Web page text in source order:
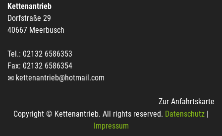
Kettenantrieb
Dorfstraße 29
40667 Meerbusch
Tel.: 02132 6586353
Fax: 02132 6586354
kettenantrieb@hotmail.com
Zur Anfahrtskarte
Copyright © Kettenantrieb. All rights reserved. Datenschutz |
Impressum